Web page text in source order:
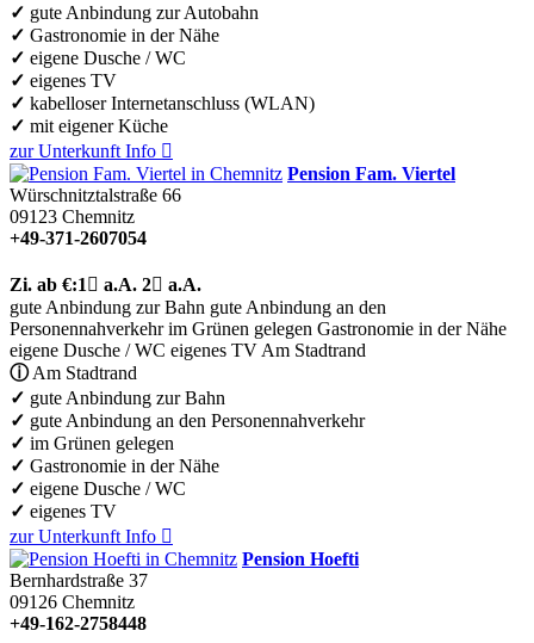
✓ gute Anbindung zur Autobahn
✓ Gastronomie in der Nähe
✓ eigene Dusche / WC
✓ eigenes TV
✓ kabelloser Internetanschluss (WLAN)
✓ mit eigener Küche
zur Unterkunft Info 
Pension Fam. Viertel
Würschnitztalstraße 66
09123 Chemnitz
+49-371-2607054
Zi. ab €:1  a.A. 2 a.A.
gute Anbindung zur Bahn gute Anbindung an den
Personennahverkehr im Grünen gelegen Gastronomie in der Nähe
eigene Dusche / WC eigenes TV Am Stadtrand
ⓘAm Stadtrand
✓ gute Anbindung zur Bahn
✓ gute Anbindung an den Personennahverkehr
✓ im Grünen gelegen
✓ Gastronomie in der Nähe
✓ eigene Dusche / WC
✓ eigenes TV
zur Unterkunft Info 
Pension Hoefti
Bernhardstraße 37
09126 Chemnitz
+49-162-2758448